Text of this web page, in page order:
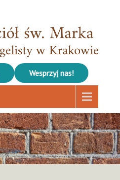
Wesprzyj nas!